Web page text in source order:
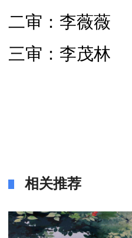
二审：李薇薇
三审：李茂林
相关推荐